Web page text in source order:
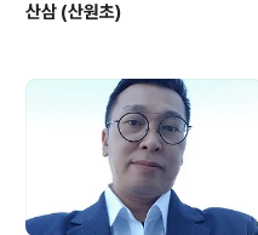
산삼 (산원초)